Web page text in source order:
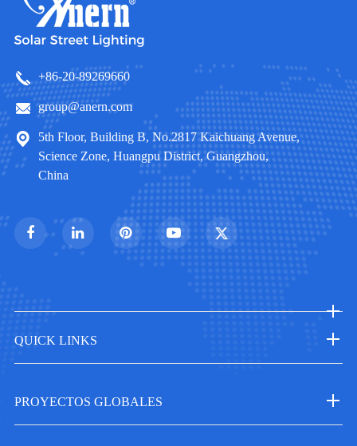
+86-20-89269660
group@anern.com
5th Floor, Building B, No.2817 Kaichuang Avenue,
Science Zone, Huangpu District, Guangzhou,
China
QUICK LINKS
PROYECTOS GLOBALES